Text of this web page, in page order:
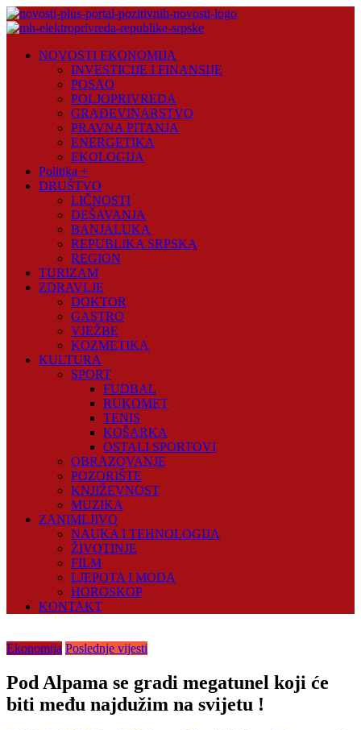
Skip
to
Plus
NOVOSTI EKONOMIJA
INVESTICIJE I FINANSIJE
POSAO
POLJOPRIVREDA
GRAĐEVINARSTVO
PRAVNA PITANJA
ENERGETIKA
EKOLOGIJA
Politika +
DRUŠTVO
LIČNOSTI
DEŠAVANJA
BANJALUKA
REPUBLIKA SRPSKA
REGION
TURIZAM
ZDRAVLJE
DOKTOR
GASTRO
VJEŽBE
KOZMETIKA
KULTURA
SPORT
FUDBAL
RUKOMET
TENIS
KOŠARKA
OSTALI SPORTOVI
OBRAZOVANJE
POZORIŠTE
KNJIŽEVNOST
MUZIKA
ZANIMLJIVO
NAUKA I TEHNOLOGIJA
ŽIVOTINJE
FILM
LJEPOTA I MODA
HOROSKOP
KONTAKT
Ekonomija Poslednje vijesti
Pod Alpama se gradi megatunel koji će
biti među najdužim na svijetu !